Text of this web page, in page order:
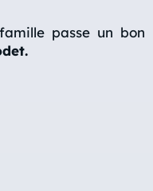
passe un bon